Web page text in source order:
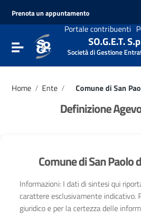
Vai al menu di navigazione
Prenota un appuntamento
Portale contribuenti
Attiva / disattiva la navigazione
SO.G.E.T.
Società di Gestione
Home / Ente / Comune di San
Definizione
Comune di San Paolo
Informazioni: I dati di sintesi qui
carattere esclusivamente indicativo.
giuridico e per la certezza delle